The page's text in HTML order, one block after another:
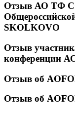
Отзыв АО ТФ
SKOLKOVO
Отзыв
конференции
Отзыв об
Отзыв об